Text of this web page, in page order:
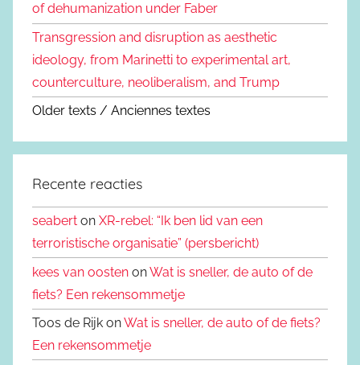
of dehumanization under Faber
Transgression and disruption as aesthetic
ideology, from Marinetti to experimental art,
counterculture, neoliberalism, and Trump
Older texts / Anciennes textes
Recente reacties
seabert on XR-rebel: “Ik ben lid van een
terroristische organisatie” (persbericht)
kees van oosten onWat is sneller, de auto of de
fiets? Een rekensommetje
Toos de Rijk onWat is sneller, de auto of de fiets?
Een rekensommetje